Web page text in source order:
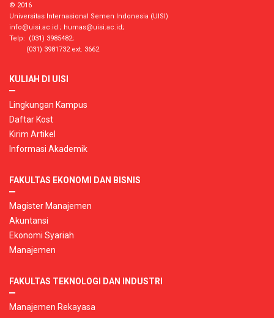
© 2016
Universitas Internasional Semen Indonesia (UISI)
info@uisi.ac.id ; humas@uisi.ac.id;
Telp: (031) 3985482;
(031) 3981732 ext. 3662
KULIAH DI UISI
Lingkungan Kampus
Daftar Kost
Kirim Artikel
Informasi Akademik
FAKULTAS EKONOMI DAN BISNIS
Magister Manajemen
Akuntansi
Ekonomi Syariah
Manajemen
FAKULTAS TEKNOLOGI DAN INDUSTRI
Manajemen Rekayasa